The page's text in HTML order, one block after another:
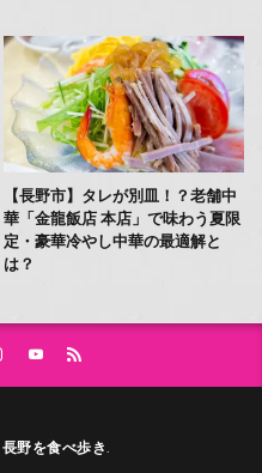
【長野市】タレが別皿！？老舗中
華「金龍飯店 本店」で味わう夏限
定・豪華冷やし中華の最適解と
は？
長野を食べ歩き